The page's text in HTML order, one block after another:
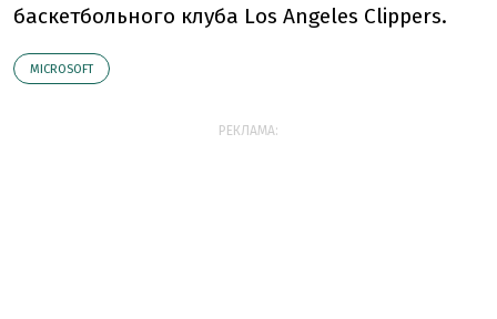
баскетбольного клуба Los Angeles Clippers.
MICROSOFT
РЕКЛАМА: